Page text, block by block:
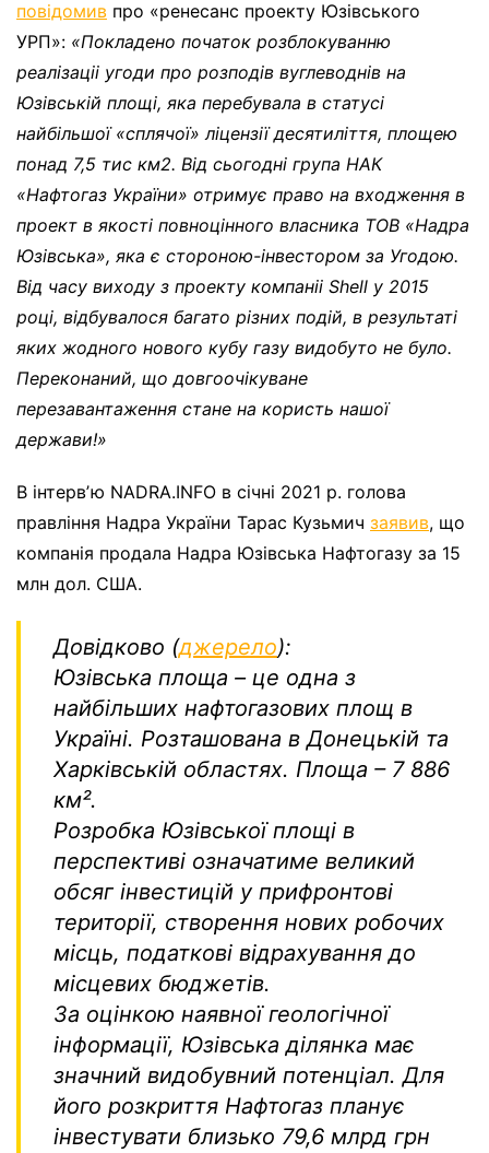
повідомив про «ренесанс проекту Юзівського
УРП»: «Покладено початок розблокуванню
реалізаціі угоди про розподів вуглеводнів на
Юзівській площі, яка перебувала в статусі
найбільшої «сплячої» ліцензії десятиліття, площею
понад 7,5 тис км2. Від сьогодні група НАК
«Нафтогаз України» отримує право на входження в
проект в якості повноцінного власника ТОВ «Надра
Юзівська», яка є стороною-інвестором за Угодою.
Від часу виходу з проекту компаніі Shell у 2015
році, відбувалося багато різних подій, в результаті
яких жодного нового кубу газу видобуто не було.
Переконаний, що довгоочікуване
перезавантаження стане на користь нашої
держави!»
В інтервʼю NADRA.INFO в січні 2021 р. голова
правління Надра України Тарас Кузьмич заявив, що
компанія продала Надра Юзівська Нафтогазу за 15
млн дол. США.
Довідково (джерело):
Юзівська площа – це одна з
найбільших нафтогазових площ в
Україні. Розташована в Донецькій та
Харківській областях. Площа – 7 886
км².
Розробка Юзівської площі в
перспективі означатиме великий
обсяг інвестицій у прифронтові
території, створення нових робочих
місць, податкові відрахування до
місцевих бюджетів.
За оцінкою наявної геологічної
інформації, Юзівська ділянка має
значний видобувний потенціал. Для
його розкриття Нафтогаз планує
інвестувати близько 79,6 млрд грн